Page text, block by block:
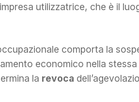
utilizzatrice, che è il
comporta la
economico nella
la revoca